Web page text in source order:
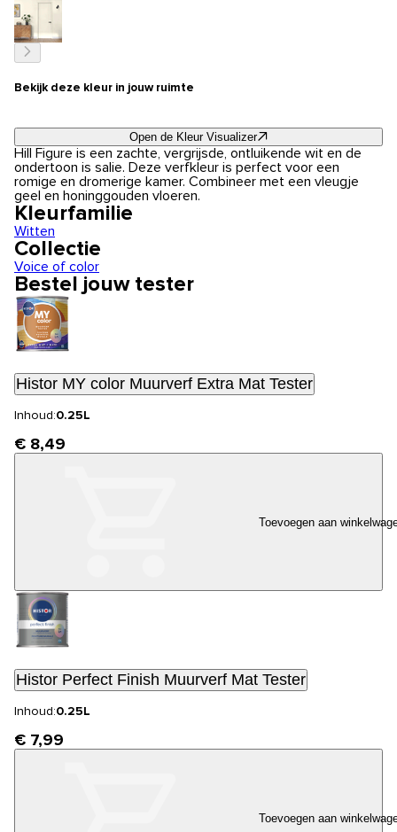
Bekijk deze kleur in jouw ruimte
Open de Kleur Visualizer
Hill Figure is een zachte, vergrijsde, ontluikende wit en de
ondertoon is salie. Deze verfkleur is perfect voor een
romige en dromerige kamer. Combineer met een vleugje
geel en honinggouden vloeren.
Kleurfamilie
Witten
Collectie
Voice of color
Bestel jouw tester
Histor MY color Muurverf Extra Mat Tester
Inhoud:0.25L
€ 8,49
Toevoegen aan
Histor Perfect Finish Muurverf Mat Tester
Inhoud:0.25L
€ 7,99
Toevoegen aan